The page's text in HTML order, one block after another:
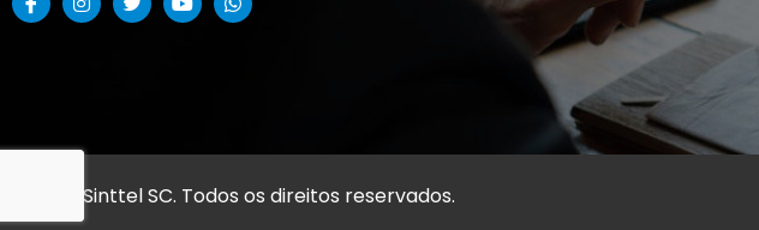
© 2026 Sinttel SC. Todos os direitos reservados.